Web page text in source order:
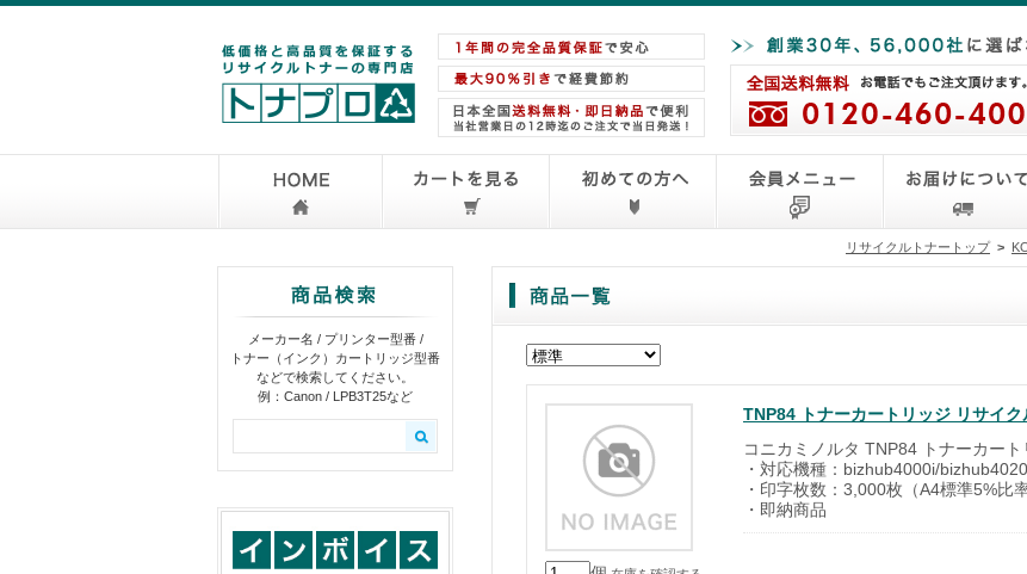
リサイクルトナートップ >
メーカー名 / プリンター型番 /
トナー（インク）カートリッジ型番
などで検索してください。
例：Canon / LPB3T25など
TNP84 トナーカートリッジ リサイク
コニカミノルタ TNP84 トナーカー
・対応機種：bizhub4000i/
・印字枚数：3,000枚（A4標準5%比率
・即納商品